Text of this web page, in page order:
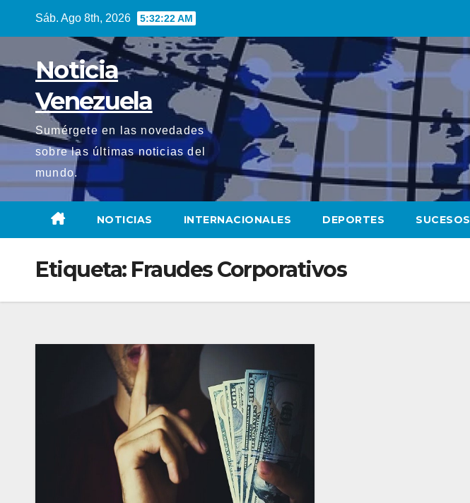
Sáb. Ago 8th, 2026 5:32:23 AM
Noticia
Venezuela
Sumérgete en las novedades
sobre las últimas noticias del
mundo.
NOTICIAS INTERNACIONALES DEPORTES SUCESOS
Etiqueta: Fraudes Corporativos